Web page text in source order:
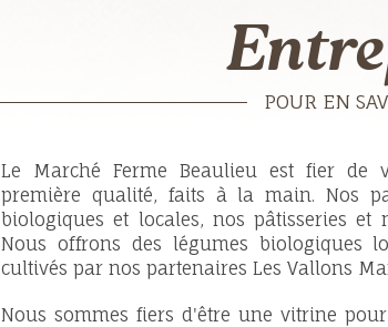
POUR EN
Le Marché Ferme Beaulieu est fier de
première qualité, faits à la main. Nos
biologiques et locales, nos pâtisseries
Nous offrons des légumes biologiques
cultivés par nos partenaires Les Vallons
Nous sommes fiers d'être une vitrine